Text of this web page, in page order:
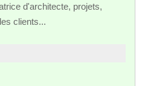
d'architecte, projets,
clients...